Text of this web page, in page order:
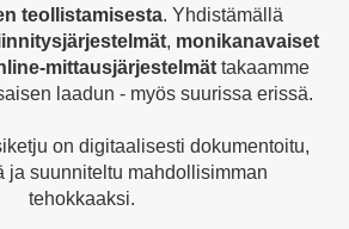
teollistamisesta. Yhdistämällä
, monikanavaiset
mittausjärjestelmättakaamme
laadun - myös suurissa erissä.
on digitaalisesti dokumentoitu,
ja suunniteltu mahdollisimman
tehokkaaksi.